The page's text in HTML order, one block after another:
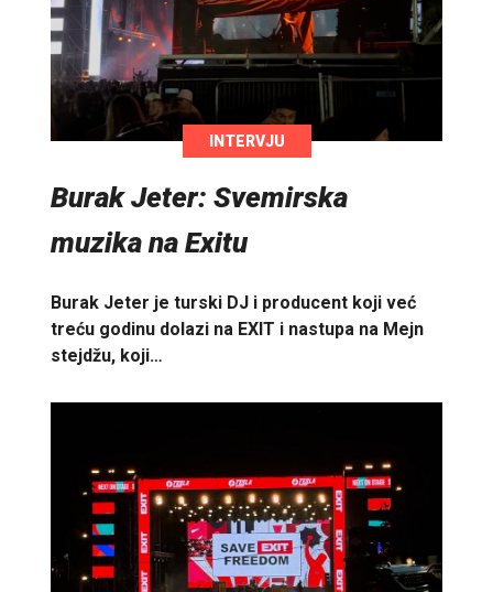
INTERVJU
Burak Jeter: Svemirska
muzika na Exitu
Burak Jeter je turski DJ i producent koji već
treću godinu dolazi na EXIT i nastupa na Mejn
stejdžu, koji…